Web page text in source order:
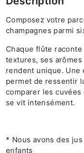
Composez votre
champagnes parmi
Chaque flûte
textures, ses
rendent unique.
permet de ressentir
comparer les
se vit intensément.
* Nous avons des
enfants